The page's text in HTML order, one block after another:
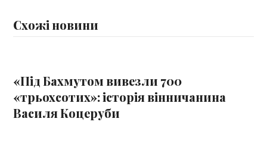
Схожі новини
«Під Бахмутом вивезли 700
«трьохсотих»: історія вінничанина
Василя Коцеруби